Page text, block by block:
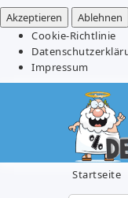
Akzeptieren
Ablehnen
Cookie-Richtlinie
Impressum
Startseite